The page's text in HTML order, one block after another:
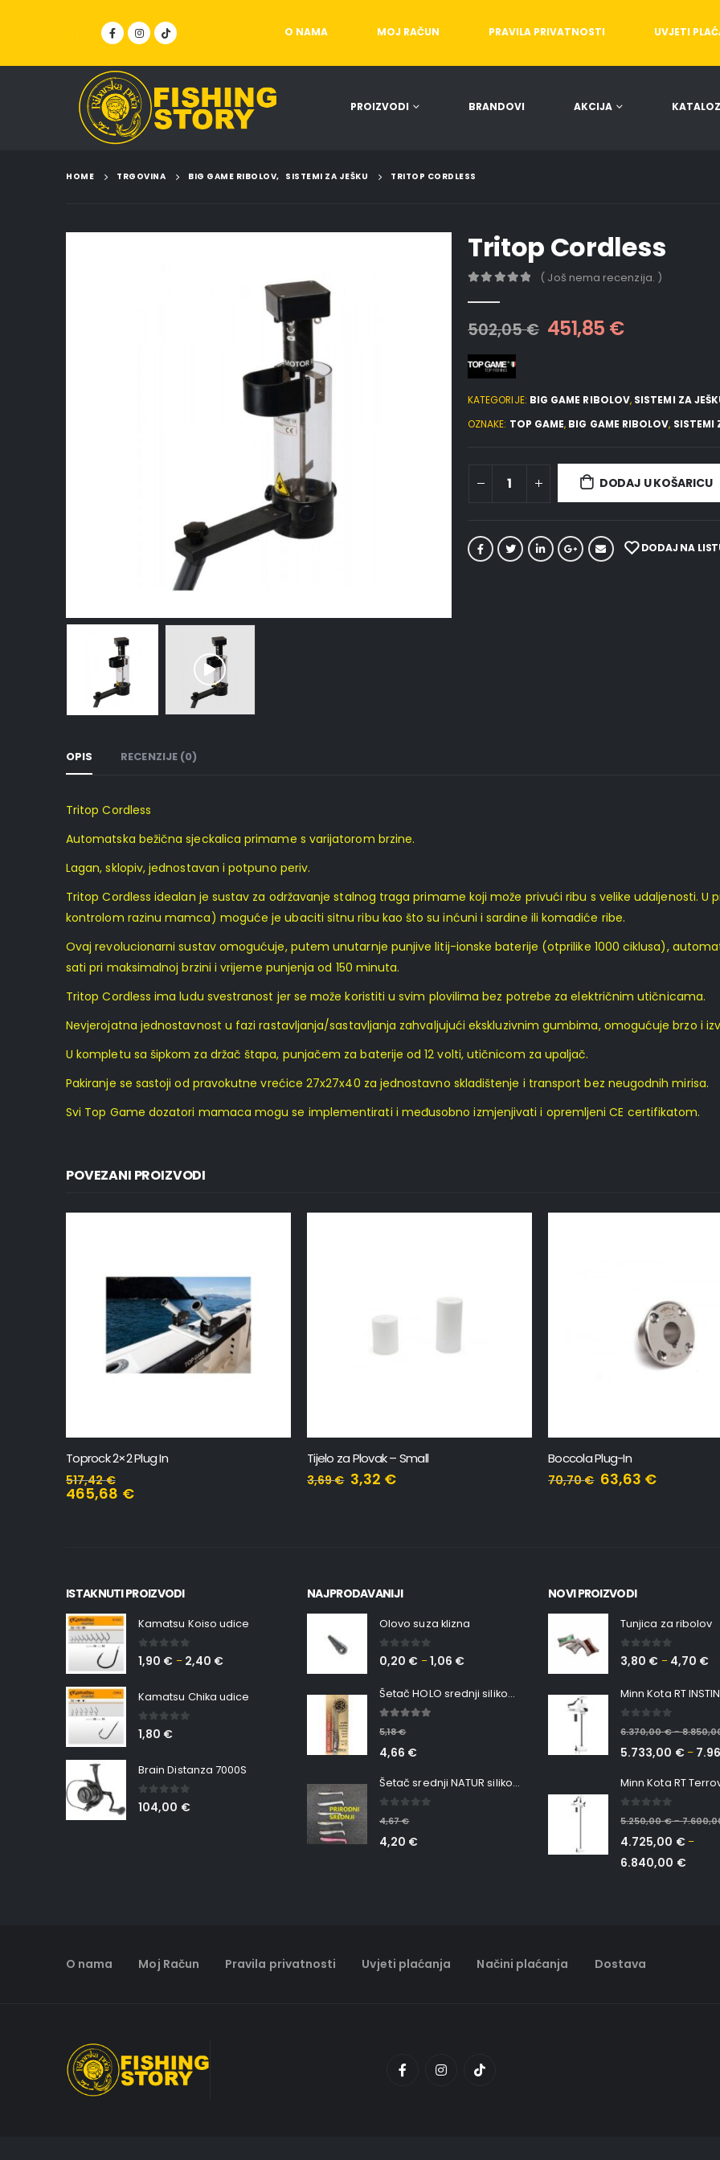
O NAMA MOJ RAČUN PRAVILA PRIVATNOSTI UVJETI
PROIZVODI BRANDOVI AKCIJA
HOME TRGOVINA BIG GAME RIBOLOV, SISTEMI ZA JEŠKU TRITOP CORDLESS
Tritop Cordless
( Još nema recenzija. )
502,05€ 451,85 €
KATEGORIJE: BIG GAME RIBOLOV, SISTEMI ZA
OZNAKE: TOP GAME, BIG GAME RIBOLOV, SISTEMI
DODAJ U KOŠARICU
DODAJ NA
OPIS RECENZIJE (0)
Tritop Cordless
Automatska bežična sjeckalica primame s varijatorom brzine.
Lagan, sklopiv, jednostavan i potpuno periv.
Tritop Cordless idealan je sustav za održavanje stalnog traga primame koji može privući ribu s velike udaljenosti. U
kontrolom razinu mamca) moguće je ubaciti sitnu ribu kao što su inćuni i sardine ili komadiće ribe.
Ovaj revolucionarni sustav omogućuje, putem unutarnje punjive litij-ionske baterije (otprilike 1000 ciklusa),
sati pri maksimalnoj brzini i vrijeme punjenja od 150 minuta.
Tritop Cordless ima ludu svestranost jer se može koristiti u svim plovilima bez potrebe za električnim utičnicama.
Nevjerojatna jednostavnost u fazi rastavljanja/sastavljanja zahvaljujući ekskluzivnim gumbima, omogućuje brzo i
U kompletu sa šipkom za držač štapa, punjačem za baterije od 12 volti, utičnicom za upaljač.
Pakiranje se sastoji od pravokutne vrećice 27x27x40 za jednostavno skladištenje i transport bez neugodnih mirisa.
Svi Top Game dozatori mamaca mogu se implementirati i međusobno izmjenjivati ​​i opremljeni CE certifikatom.
POVEZANI PROIZVODI
Toprock 2×2 Plug In
517,42€
465,68 €
Tijelo za Plovak – Small
3,69€ 3,32 €
Boccola Plug-In
70,70€ 63,63 €
ISTAKNUTI PROIZVODI
Kamatsu Koiso udice
0 out of 5
1,90 € – 2,40 €
Kamatsu Chika udice
0 out of 5
1,80 €
Brain Distanza 7000S
0out of 5
104,00 €
NAJPRODAVANIJI
Olovo suza klizna
0 out of 5
0,20 € –1,06 €
Šetač HOLO srednji silikonska Ribica Belgrade Walker
5,18€
4,66 €
Šetač srednji NATUR silikonska ribica Belgrade Walker
4,67€
4,20 €
NOVI PROIZVODI
Tunjica za ribolov
0 out of 5
3,80 € – 4,70 €
6.370,00€–
5.733,00 €–
5.250,00€–
4.725,00 €–
6.840,00 €
O nama Moj Račun Pravila privatnosti Uvjeti plaćanja Načini plaćanja Dostava